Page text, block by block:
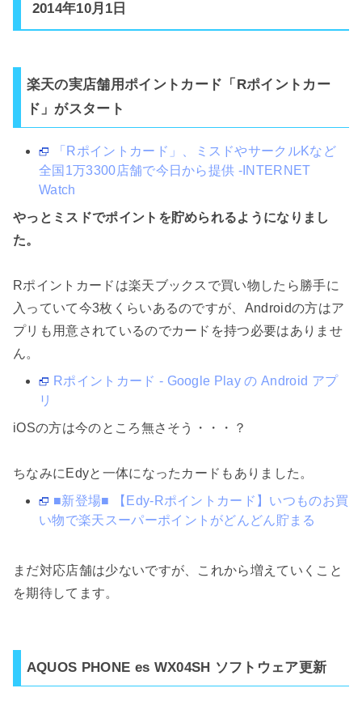
2014年10月1日
楽天の実店舗用ポイントカード「Rポイントカー
ド」がスタート
「Rポイントカード」、ミスドやサークルKなど
全国1万3300店舗で今日から提供 -INTERNET
Watch
やっとミスドでポイントを貯められるようになりまし
た。
Rポイントカードは楽天ブックスで買い物したら勝手に
入っていて今3枚くらいあるのですが、Androidの方はア
プリも用意されているのでカードを持つ必要はありませ
ん。
Rポイントカード - Google Play の Android アプ
リ
iOSの方は今のところ無さそう・・・？
ちなみにEdyと一体になったカードもありました。
■新登場■ 【Edy-Rポイントカード】いつものお買
い物で楽天スーパーポイントがどんどん貯まる
まだ対応店舗は少ないですが、これから増えていくこと
を期待してます。
AQUOS PHONE es WX04SH ソフトウェア更新